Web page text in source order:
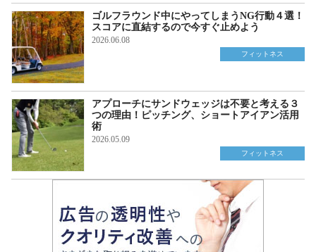
ゴルフラウンド中にやってしまうNG行動４選！
スコアに直結するので今すぐ止めよう
2026.06.08
フィットネス
アプローチにサンドウェッジは不要と考える３
つの理由！ピッチング、ショートアイアン活用
術
2026.05.09
フィットネス